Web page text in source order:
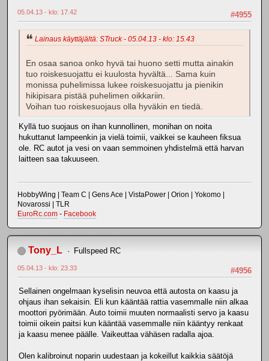
#4955
05.04.13 - klo: 17.42
Lainaus käyttäjältä: STruck - 05.04.13 - klo: 15.43
En osaa sanoa onko hyvä tai huono setti mutta ainakin
tuo roiskesuojattu ei kuulosta hyvältä... Sama kuin
monissa puhelimissa lukee roiskesuojattu ja pienikin
hikipisara pistää puhelimen oikkariin.
Voihan tuo roiskesuojaus olla hyväkin en tiedä.
Kyllä tuo suojaus on ihan kunnollinen, monihan on noita
hukuttanut lampeenkin ja vielä toimii, vaikkei se kauheen fiksua
ole. RC autot ja vesi on vaan semmoinen yhdistelmä että harvan
laitteen saa takuuseen.
HobbyWing | Team C | Gens Ace | VistaPower | Orion | Yokomo |
Novarossi | TLR
EuroRc.com - Facebook
Tony_L Fullspeed RC
#4956
05.04.13 - klo: 23.33
Sellainen ongelmaan kyselisin neuvoa että autosta on kaasu ja
ohjaus ihan sekaisin. Eli kun kääntää rattia vasemmalle niin alkaa
moottori pyörimään. Auto toimii muuten normaalisti servo ja kaasu
toimii oikein paitsi kun kääntää vasemmalle niin kääntyy renkaat
ja kaasu menee päälle. Vaikeuttaa vähäsen radalla ajoa.
Olen kalibroinut noparin uudestaan ja kokeillut kaikkia säätöjä